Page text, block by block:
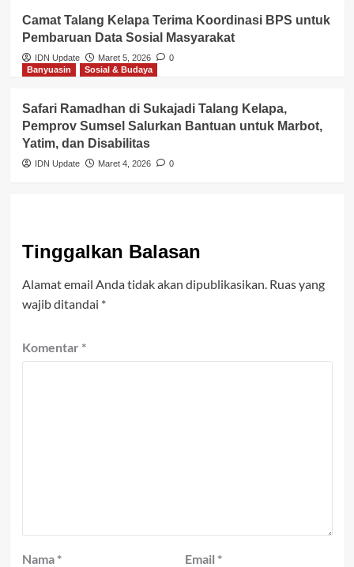
Camat Talang Kelapa Terima Koordinasi BPS untuk
Pembaruan Data Sosial Masyarakat
IDN Update Maret 5, 2026
0
Banyuasin
Sosial & Budaya
Safari Ramadhan di Sukajadi Talang Kelapa,
Pemprov Sumsel Salurkan Bantuan untuk Marbot,
Yatim, dan Disabilitas
IDN Update Maret 4, 2026 0
Tinggalkan Balasan
Alamat email Anda tidak akan dipublikasikan. Ruas yang
wajib ditandai *
Komentar *
Nama * Email *